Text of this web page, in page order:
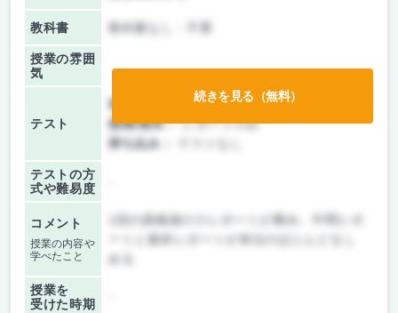
教科書 教科書なし・不要
授業の雰囲
気
テスト
前期/中間：
レポートのみ
後期/期末：レポートのみ
持ち込み：
テストの方
式や難易度
コメント
授業の内容や
学べたこと
1回の講義後の小レポートが重め。中間レポ
授業を
受けた時期
続きを見る（無料）